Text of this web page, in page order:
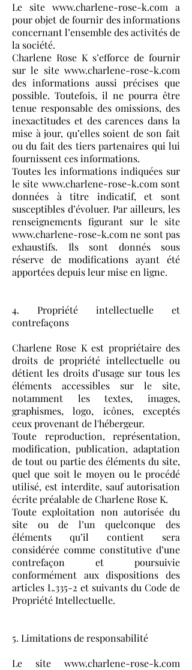
Le site www.charlene-rose-k.com a
pour objet de fournir des informations
concernant l’ensemble des activités de
la société.
Charlene Rose K s’efforce de fournir
sur le site www.charlene-rose-k.com
des informations aussi précises que
possible. Toutefois, il ne pourra être
tenue responsable des omissions, des
inexactitudes et des carences dans la
mise à jour, qu’elles soient de son fait
ou du fait des tiers partenaires qui lui
fournissent ces informations.
Toutes les informations indiquées sur
le site www.charlene-rose-k.com sont
données à titre indicatif, et sont
susceptibles d’évoluer. Par ailleurs, les
renseignements figurant sur le site
www.charlene-rose-k.com ne sont pas
exhaustifs. Ils sont donnés sous
réserve de modifications ayant été
apportées depuis leur mise en ligne.
4. Propriété intellectuelle et
contrefaçons
Charlene Rose K est propriétaire des
droits de propriété intellectuelle ou
détient les droits d’usage sur tous les
éléments accessibles sur le site,
notamment les textes, images,
graphismes, logo, icônes, exceptés
ceux provenant de l'hébergeur.
Toute reproduction, représentation,
modification, publication, adaptation
de tout ou partie des éléments du site,
quel que soit le moyen ou le procédé
utilisé, est interdite, sauf autorisation
écrite préalable de Charlene Rose K.
Toute exploitation non autorisée du
site ou de l’un quelconque des
éléments qu’il contient sera
considérée comme constitutive d’une
contrefaçon et poursuivie
conformément aux dispositions des
articles L.335-2 et suivants du Code de
Propriété Intellectuelle.
5. Limitations de responsabilité
Le site www.charlene-rose-k.com